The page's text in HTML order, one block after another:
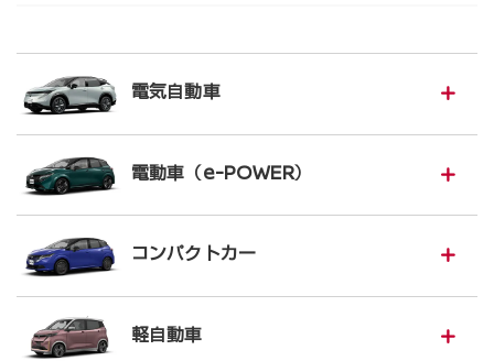
電気自動車
電動車（e-POWER）
コンパクトカー
軽自動車